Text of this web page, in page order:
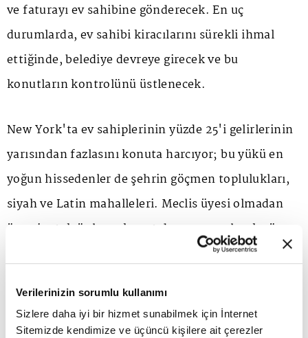
Verilerinizin sorumlu kullanımı
Sizlere daha iyi bir hizmet sunabilmek için İnternet
Sitemizde kendimize ve üçüncü kişilere ait çerezler
ve faturayı ev sahibine gönderecek. En uç
durumlarda, ev sahibi kiracılarını sürekli ihmal
ettiğinde, belediye devreye girecek ve bu
konutların kontrolünü üstlenecek.
New York'ta ev sahiplerinin yüzde 25'i gelirlerinin
yarısından fazlasını konuta harcıyor; bu yükü en
yoğun hissedenler de şehrin göçmen toplulukları,
siyah ve Latin mahalleleri. Meclis üyesi olmadan
önce ipotek önleme konut danışmanı olarak görev
yapan Mamdani'ye göre, şehrin emlak vergisi
mahallelerde daha zengin ev sahiplerini kayırıyor;
vergi alacakları satış sistemi ailelerin evlerini